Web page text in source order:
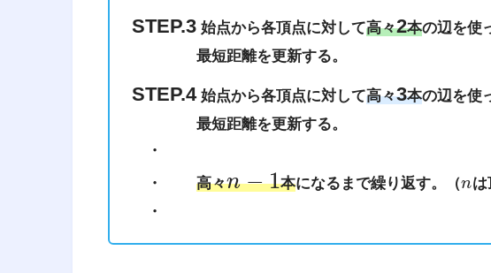
引用元 :経営工学 – Wikipedia
STEP.3始点から各頂点に対して高々2本の辺を使
最短距離を更新する。
STEP.4始点から各頂点に対して高々3本の辺を使
最短距離を更新する。
・
・ 高々n −1本になるまで繰り返す。（nは
・